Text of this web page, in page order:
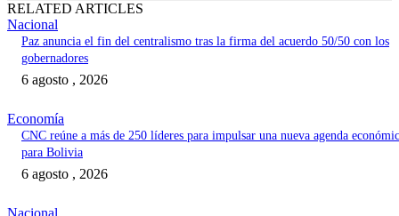
RELATED ARTICLES
Nacional
Paz anuncia el fin del centralismo tras la firma del acuerdo 50/50 con los
gobernadores
6 agosto , 2026
Economía
CNC reúne a más de 250 líderes para impulsar una nueva agenda
para Bolivia
6 agosto , 2026
Nacional